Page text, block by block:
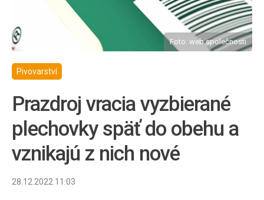
Foto: web společnosti
Pivovarství
Prazdroj vracia vyzbierané
plechovky späť do obehu a
vznikajú z nich nové
28.12.2022 11:03